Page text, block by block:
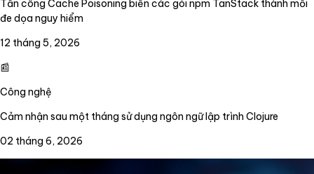
Tấn công Cache Poisoning biến các gói npm TanStack thành mối
đe dọa nguy hiểm
12 tháng 5, 2026
📰
Công nghệ
Cảm nhận sau một tháng sử dụng ngôn ngữ lập trình Clojure
02 tháng 6, 2026